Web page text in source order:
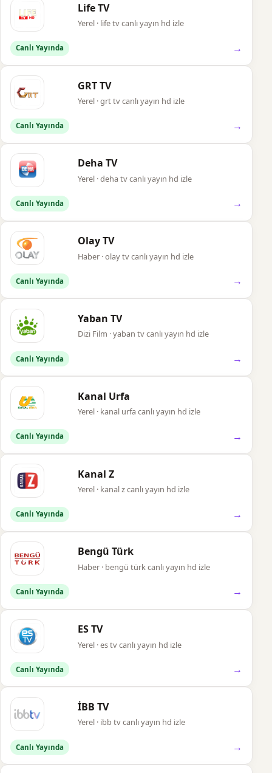
Life TV
Yerel · life tv canlı yayın hd izle
Canlı Yayında →
GRT TV
Yerel · grt tv canlı yayın hd izle
Canlı Yayında →
Deha TV
Yerel · deha tv canlı yayın hd izle
Canlı Yayında →
Olay TV
Haber · olay tv canlı yayın hd izle
Canlı Yayında →
Yaban TV
Dizi Film · yaban tv canlı yayın hd izle
Canlı Yayında →
Kanal Urfa
Yerel · kanal urfa canlı yayın hd izle
Canlı Yayında →
Kanal Z
Yerel · kanal z canlı yayın hd izle
Canlı Yayında →
Bengü Türk
Haber · bengü türk canlı yayın hd izle
Canlı Yayında →
ES TV
Yerel · es tv canlı yayın hd izle
Canlı Yayında →
İBB TV
Yerel · i̇bb tv canlı yayın hd izle
Canlı Yayında →